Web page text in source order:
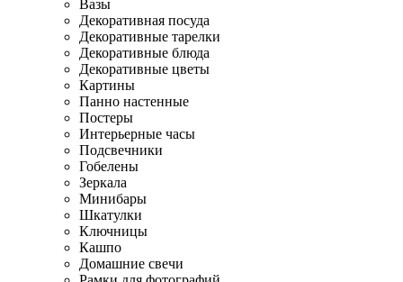
Вазы
Декоративная посуда
Декоративные тарелки
Декоративные блюда
Декоративные цветы
Картины
Панно настенные
Постеры
Интерьерные часы
Подсвечники
Гобелены
Зеркала
Минибары
Шкатулки
Ключницы
Кашпо
Домашние свечи